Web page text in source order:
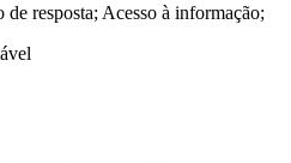
resposta; Acesso à informação;